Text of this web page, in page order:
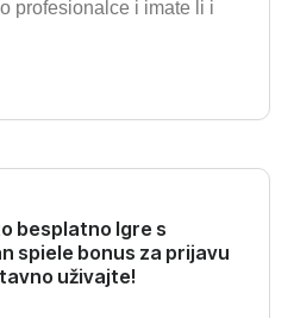
profesionalce i imate li i
besplatno Igre s
spiele bonus za prijavu
uživajte!